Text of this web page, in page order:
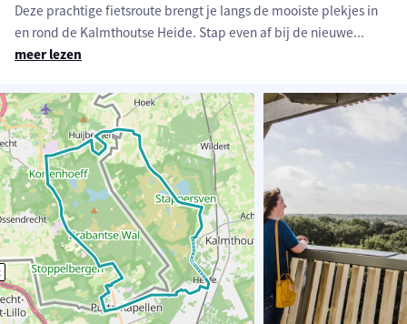
Deze prachtige fietsroute brengt je langs de mooiste plekjes in
en rond de Kalmthoutse Heide. Stap even af bij de nieuwe...
meer lezen